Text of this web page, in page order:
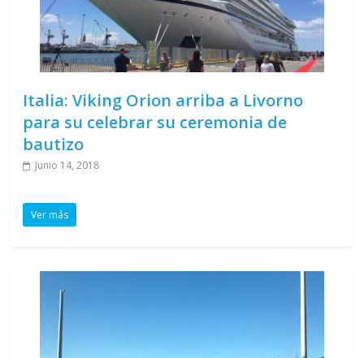
Italia: Viking Orion arriba a Livorno
para su celebrar su ceremonia de
bautizo
Junio 14, 2018
Ver más